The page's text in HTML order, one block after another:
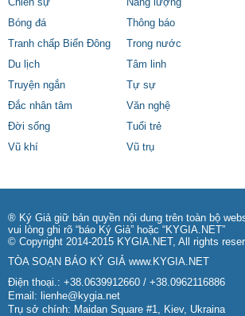
Chiến sự
Năng lượng
Bóng đá
Thông báo
Tranh chấp Biển Đông
Trong nước
Du lịch
Tâm linh
Truyện ngắn
Tự sự
Đắc nhân tâm
Văn nghệ
Đời sống
Tuổi trẻ
Vũ khí
Vũ trụ
® Ký Giả giữ bản quyền nội dung trên toàn bộ
vui lòng ghi rõ “báo Ký Giả” hoặc “KYGIA.NET”
© Copyright 2014-2015 KYGIA.NET, All rights
TÒA SOẠN BÁO KÝ GIẢ www.KYGIA.NET
Điện thoại.: +38.0639912660 / +38.0962116886
Email: lienhe@kygia.net
Trụ sở chính: Maidan Square #1, Kiev, Ukraina